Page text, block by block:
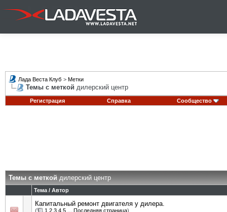
Лада Веста Клуб > Метки
Темы с меткой дилерский центр
Регистрация Справка Сообщество
Темы с меткойдилерский центр
Тема / Автор
Капитальный ремонт двигателя у дилера.
( 1 2 3 4 5 Последняя страница)